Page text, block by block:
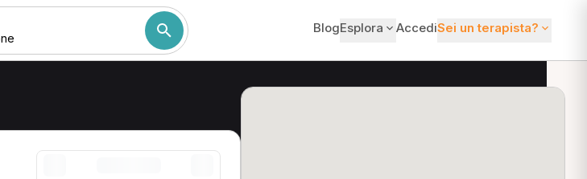
BlogEsplora AccediSei un terapista?